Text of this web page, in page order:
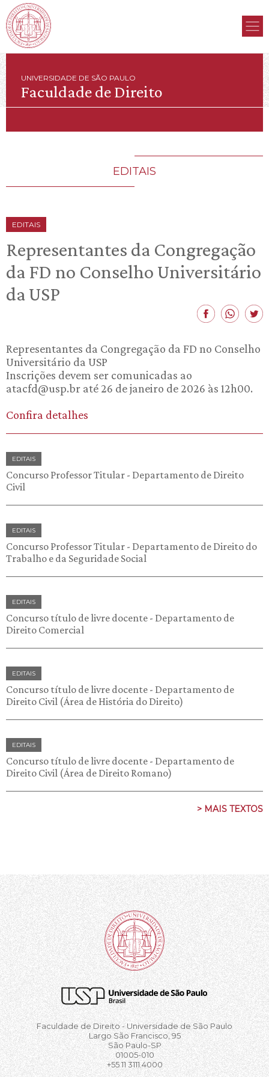
UNIVERSIDADE DE SÃO PAULO
Faculdade de Direito
EDITAIS
EDITAIS
Representantes da Congregação
da FD no Conselho Universitário
da USP
Representantes da Congregação da FD no Conselho
Universitário da USP
Inscrições devem ser comunicadas ao
atacfd@usp.br até 26 de janeiro de 2026 às 12h00.
Confira detalhes
EDITAIS
Concurso Professor Titular - Departamento de Direito
Civil
EDITAIS
Concurso Professor Titular - Departamento de Direito do
Trabalho e da Seguridade Social
EDITAIS
Concurso título de livre docente - Departamento de
Direito Comercial
EDITAIS
Concurso título de livre docente - Departamento de
Direito Civil (Área de História do Direito)
EDITAIS
Concurso título de livre docente - Departamento de
Direito Civil (Área de Direito Romano)
> MAIS TEXTOS
Faculdade de Direito - Universidade de São Paulo
Largo São Francisco, 95
São Paulo-SP
01005-010
+55 11 3111.4000